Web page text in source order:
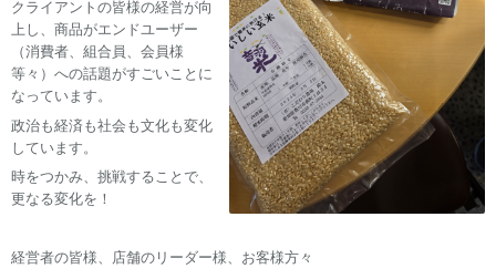
クライアントの皆様の経営が向
上し、商品がエンドユーザー
（消費者、組合員、会員様
等々）への話題がすごいことに
なっています。
政治も経済も社会も文化も変化
しています。
時をつかみ、挑戦することで、
更なる変化を！
経営者の皆様、店舗のリーダー様、お客様方々